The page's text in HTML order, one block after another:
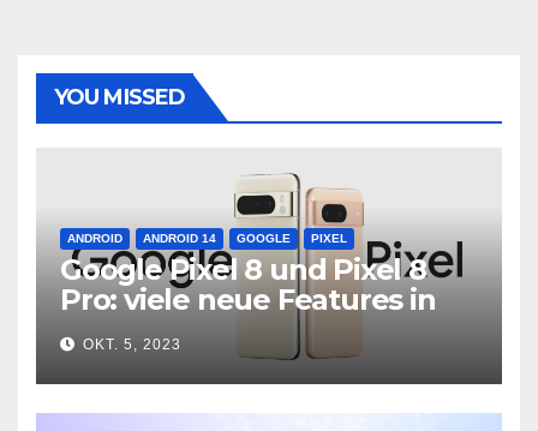
YOU MISSED
ANDROID ANDROID 14 GOOGLE PIXEL
Google Pixel 8 und Pixel 8
Pro: viele neue Features in
neuer Hardware
OKT. 5, 2023